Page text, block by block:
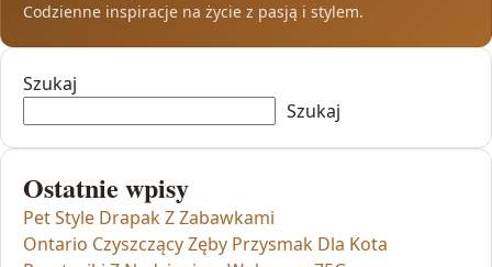
Codzienne inspiracje na życie z pasją i stylem.
Szukaj
Szukaj
Ostatnie wpisy
Pet Style Drapak Z Zabawkami
Ontario Czyszczący Zęby Przysmak Dla Kota